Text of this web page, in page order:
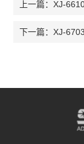
上一篇：XJ-
下一篇：XJ-